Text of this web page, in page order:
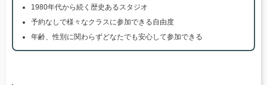
1980年代から続く歴史あるスタジオ
予約なしで様々なクラスに参加できる自由度
年齢、性別に関わらずどなたでも安心して参加できる